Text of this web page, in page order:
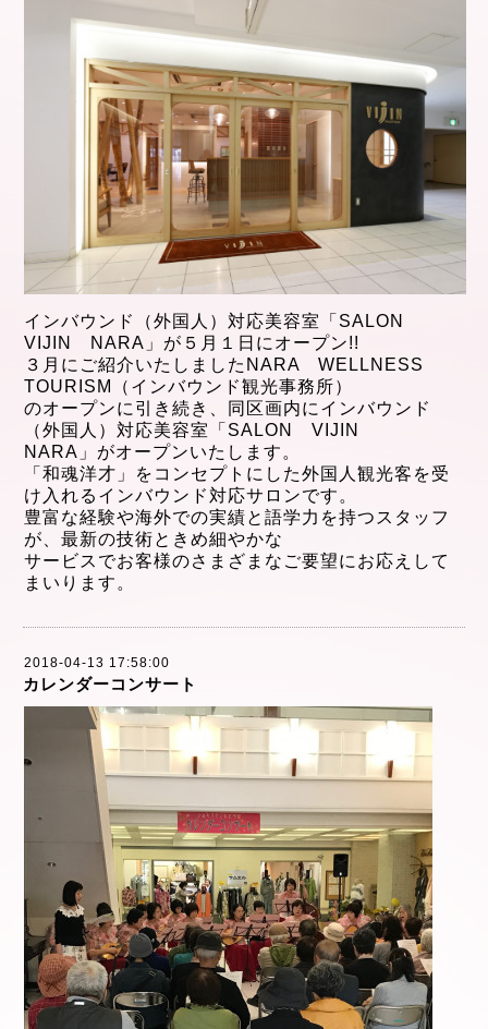
インバウンド（外国人）対応美容室「SALON
VIJIN NARA」が５月１日にオープン!!
３月にご紹介いたしましたNARA WELLNESS
TOURISM（インバウンド観光事務所）
のオープンに 引き続き、同区画内に インバウンド
（外国人）対応美容室「SALON VIJIN
NARA」 がオープンいたします。
「和魂洋才」をコンセプトにした外国人観光客を受
け入れるインバウンド対応サロンです。
豊富な経験や海外での実績と語学力を持つスタッフ
が、最新の技術ときめ細やかな
サービス でお客様のさまざまなご要望にお応えして
まいります。
2018-04-13 17:58:00
カレンダーコンサート